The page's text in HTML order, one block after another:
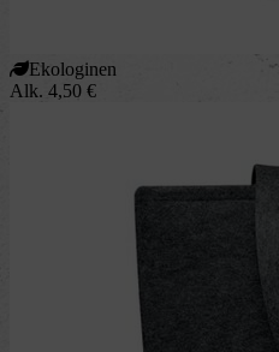
Ekologinen
Alk. 4,50 €